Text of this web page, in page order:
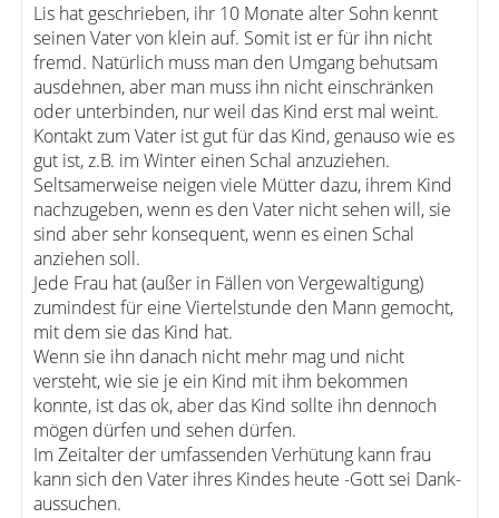
Lis hat geschrieben, ihr 10 Monate alter Sohn kennt
seinen Vater von klein auf. Somit ist er für ihn nicht
fremd. Natürlich muss man den Umgang behutsam
ausdehnen, aber man muss ihn nicht einschränken
oder unterbinden, nur weil das Kind erst mal weint.
Kontakt zum Vater ist gut für das Kind, genauso wie es
gut ist, z.B. im Winter einen Schal anzuziehen.
Seltsamerweise neigen viele Mütter dazu, ihrem Kind
nachzugeben, wenn es den Vater nicht sehen will, sie
sind aber sehr konsequent, wenn es einen Schal
anziehen soll.
Jede Frau hat (außer in Fällen von Vergewaltigung)
zumindest für eine Viertelstunde den Mann gemocht,
mit dem sie das Kind hat.
Wenn sie ihn danach nicht mehr mag und nicht
versteht, wie sie je ein Kind mit ihm bekommen
konnte, ist das ok, aber das Kind sollte ihn dennoch
mögen dürfen und sehen dürfen.
Im Zeitalter der umfassenden Verhütung kann frau
kann sich den Vater ihres Kindes heute -Gott sei Dank-
aussuchen.